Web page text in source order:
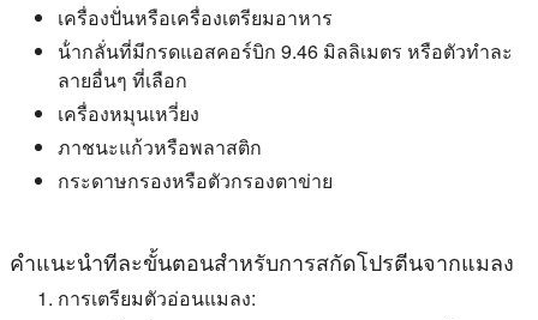
เครื่องปั่นหรือเครื่องเตรียมอาหาร
น้ํากลั่นที่มีกรดแอสคอร์บิก 9.46 มิลลิเมตร หรือตัวทําละ
ลายอื่นๆ ที่เลือก
เครื่องหมุนเหวี่ยง
ภาชนะแก้วหรือพลาสติก
กระดาษกรองหรือตัวกรองตาข่าย
คําแนะนําทีละขั้นตอนสําหรับการสกัดโปรตีนจากแมลง
การเตรียมตัวอ่อนแมลง: